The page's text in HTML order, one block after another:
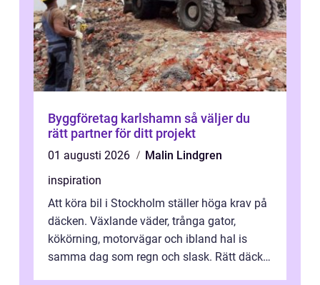
Byggföretag karlshamn så väljer du
rätt partner för ditt projekt
01 augusti 2026
Malin Lindgren
inspiration
Att köra bil i Stockholm ställer höga krav på
däcken. Växlande väder, trånga gator,
kökörning, motorvägar och ibland hal is
samma dag som regn och slask. Rätt däck